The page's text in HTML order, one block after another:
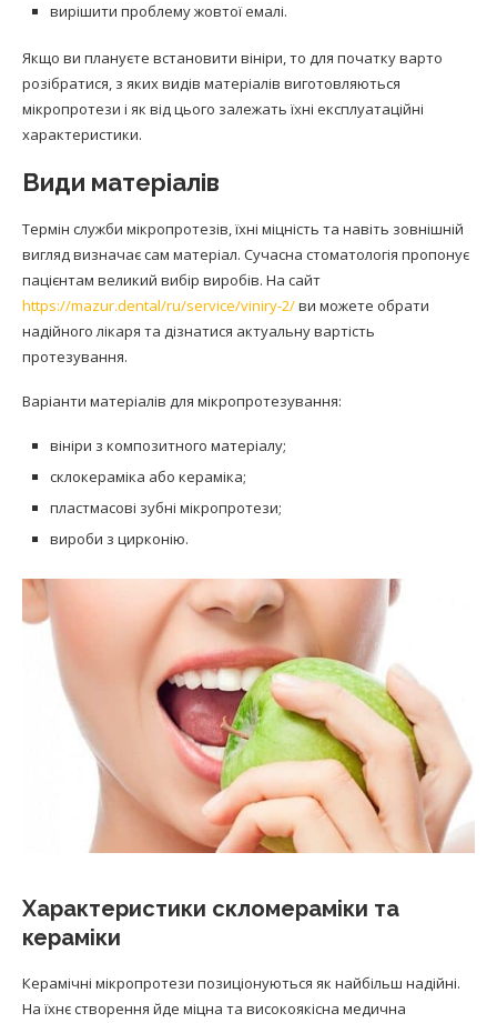
вирішити проблему жовтої емалі.
Якщо ви плануєте встановити вініри, то для початку варто
розібратися, з яких видів матеріалів виготовляються
мікропротези і як від цього залежать їхні експлуатаційні
характеристики.
Види матеріалів
Термін служби мікропротезів, їхні міцність та навіть зовнішній
вигляд визначає сам матеріал. Сучасна стоматологія пропонує
пацієнтам великий вибір виробів. На сайт
https://mazur.dental/ru/service/viniry-2/ви можете обрати
надійного лікаря та дізнатися актуальну вартість
протезування.
Варіанти матеріалів для мікропротезування:
вініри з композитного матеріалу;
склокераміка або кераміка;
пластмасові зубні мікропротези;
вироби з цирконію.
Характеристики скломераміки та
кераміки
Керамічні мікропротези позиціонуються як найбільш надійні.
На їхнє створення йде міцна та високоякісна медична